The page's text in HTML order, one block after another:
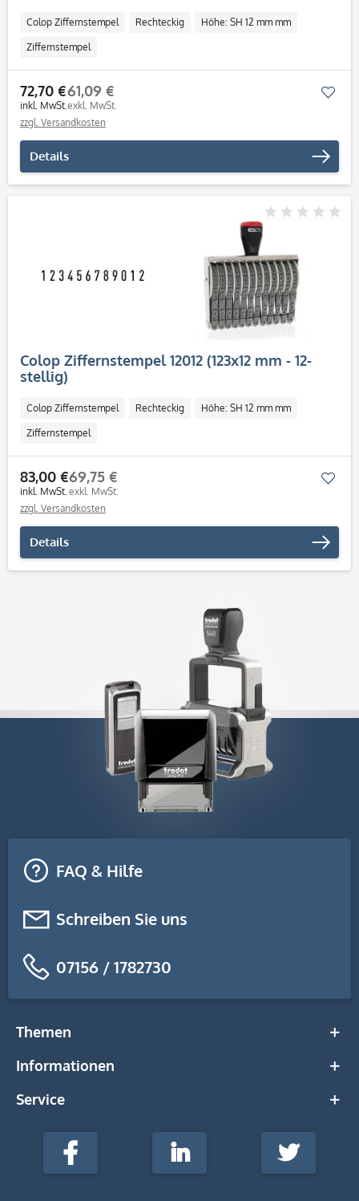
Colop Ziffernstempel Rechteckig Höhe: SH 12 mm mm
Ziffernstempel
72,70 €
inkl. MwSt.
61,09 €
exkl. MwSt.
zzgl. Versandkosten
Details
Colop Ziffernstempel 12012 (123x12 mm - 12-
stellig)
Colop Ziffernstempel Rechteckig Höhe: SH 12 mm mm
Ziffernstempel
83,00 €
inkl. MwSt.
69,75 €
exkl. MwSt.
zzgl. Versandkosten
Details
FAQ & Hilfe
Schreiben Sie uns
07156 / 1782730
Themen
Informationen
Service
stempel-
Media
Facebook LinkedIn Twitter